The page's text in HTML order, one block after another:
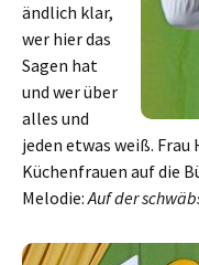
ändlich klar,
wer hier das
Sagen hat
und wer über
alles und
jeden etwas weiß.
Küchenfrauen auf die
Melodie:Auf der